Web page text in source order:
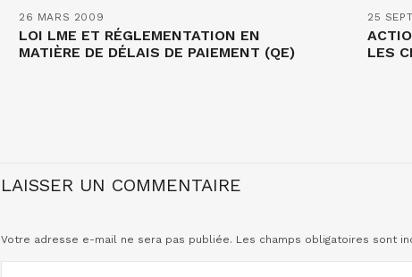
26 MARS 2009
LOI LME ET RÉGLEMENTATION EN
MATIÈRE DE DÉLAIS DE PAIEMENT (QE)
25
LES
LAISSER UN COMMENTAIRE
Votre adresse e-mail ne sera pas publiée. Les champs obligatoires sont